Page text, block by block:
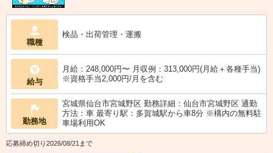
職種
検品・出荷管理・運搬
給与
月給：248,000円〜 月収例：313,000円(月給＋各種手当)
※資格手当2,000円/月を含む
勤務地
宮城県仙台市宮城野区 勤務詳細：仙台市宮城野区 通勤
方法：車 最寄り駅：多賀城駅から車8分 ※構内の無料駐
車場利用OK
応募締め切り2026/08/21まで